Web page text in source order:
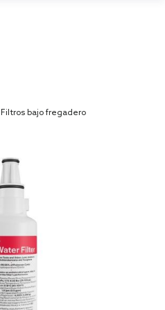
Filtros bajo fregadero